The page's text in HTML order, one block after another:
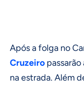
Após a folga no
Cruzeiro
na estrada. Além